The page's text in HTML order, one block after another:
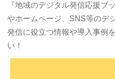
『地域のデジタル発信応援ブ
やホームページ、SNS等のデ
発信に役立つ情報や導入事例
い！